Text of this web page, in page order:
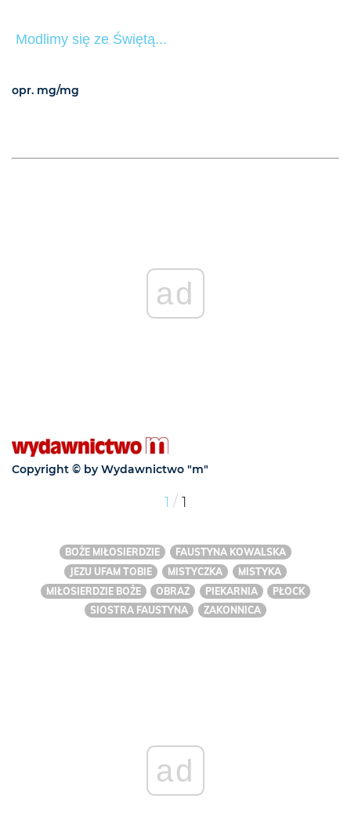
Modlimy się ze Świętą...
opr. mg/mg
ad
Copyright © by Wydawnictwo "m"
1 / 1
BOŻE MIŁOSIERDZIE
FAUSTYNA KOWALSKA
JEZU UFAM TOBIE
MISTYCZKA
MISTYKA
MIŁOSIERDZIE BOŻE
OBRAZ PIEKARNIA
PŁOCK
SIOSTRA FAUSTYNA
ZAKONNICA
ad